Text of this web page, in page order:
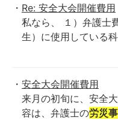
Re: 安全大会開催費用
私なら、 １）弁護
生）に使用してい
安全大会開催費用
来月の初旬に、安全
容は、弁護士の労災